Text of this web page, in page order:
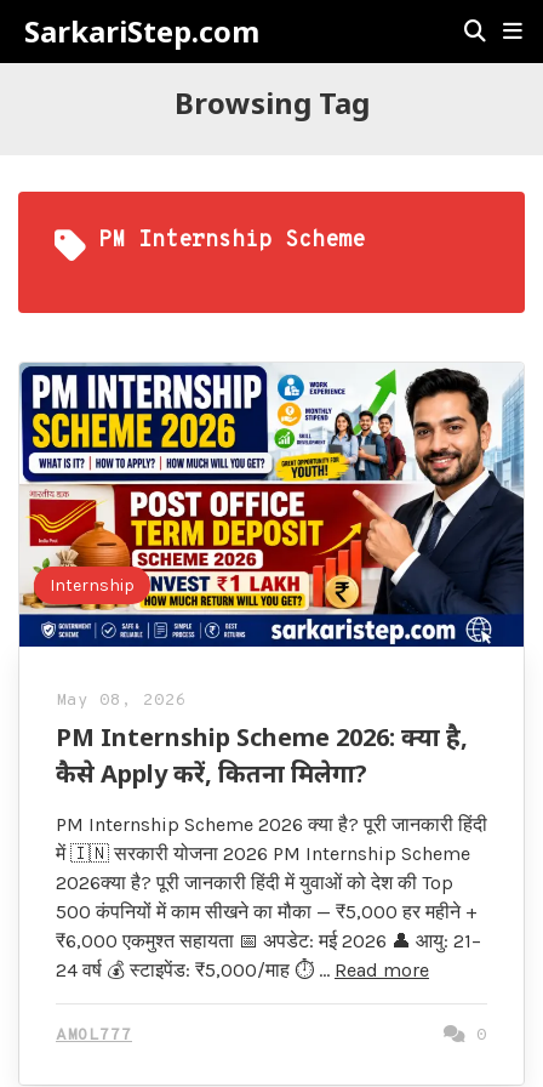
SarkariStep.com
Browsing Tag
PM Internship Scheme
Internship
May 08, 2026
PM Internship Scheme 2026: क्या है,
कैसे Apply करें, कितना मिलेगा?
PM Internship Scheme 2026 क्या है? पूरी जानकारी हिंदी
में 🇮🇳 सरकारी योजना 2026 PM Internship Scheme
2026क्या है? पूरी जानकारी हिंदी में युवाओं को देश की Top
500 कंपनियों में काम सीखने का मौका — ₹5,000 हर महीने +
₹6,000 एकमुश्त सहायता 📅 अपडेट: मई 2026 👤 आयु: 21–
24 वर्ष 💰 स्टाइपेंड: ₹5,000/माह ⏱ … Read more
AMOL777 0